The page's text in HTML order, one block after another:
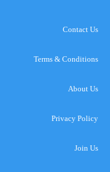
Contact Us
Terms & Conditions
About Us
Privacy Policy
Join Us